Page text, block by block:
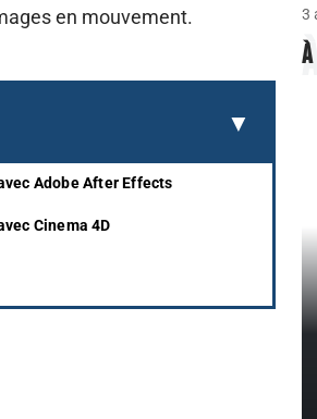
en mouvement.
Adobe After Effects
Cinema 4D
3